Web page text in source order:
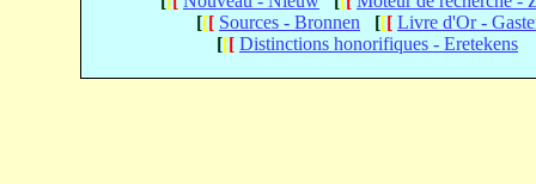
[[[ Sources - Bronnen [[[ Livre d'Or -
[[[ Distinctions honorifiques - Eretekens